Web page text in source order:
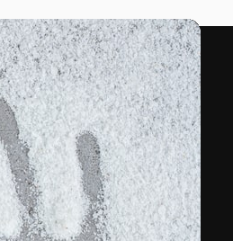
करें
सहायता
की शर्तें
नीति
कंपनी
मूल्य निर्धारण
हमारे बारे में
रिव्यू
करियर
खोज रुझान